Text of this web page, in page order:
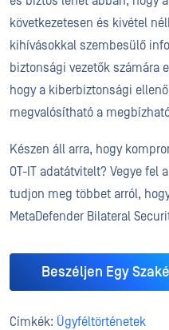
következetesen és kivétel
kihívásokkal szembesülő
biztonsági vezetők számára
hogy a kiberbiztonsági
megvalósítható a
Készen áll arra, hogy
OT-IT adatátvitelt? Vegye fel
tudjon meg többet arról,
MetaDefender Bilateral
Beszéljen Egy
Címkék: Ügyféltörténetek